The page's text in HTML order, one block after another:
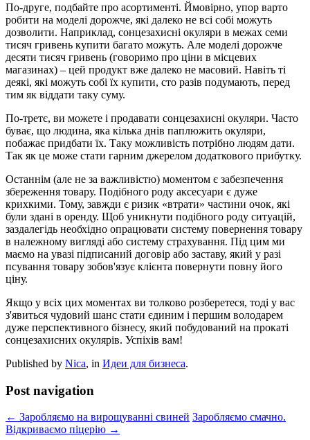
По-друге, подбайте про асортименті. Ймовірно, упор варто
робити на моделі дорожче, які далеко не всі собі можуть
дозволити. Наприклад, сонцезахисні окуляри в межах семи
тисяч гривень купити багато можуть. Але моделі дорожче
десяти тисяч гривень (говоримо про ціни в місцевих
магазинах) – цей продукт вже далеко не масовий. Навіть ті
деякі, які можуть собі їх купити, сто разів подумають, перед
тим як віддати таку суму.
По-третє, ви можете і продавати сонцезахисні окуляри. Часто
буває, що людина, яка кілька днів паплюжить окуляри,
побажає придбати їх. Таку можливість потрібно людям дати.
Так як це може стати гарним джерелом додаткового прибутку.
Останнім (але не за важливістю) моментом є забезпечення
збереження товару. Подібного роду аксесуари є дуже
крихкими. Тому, завжди є ризик «втрати» частини очок, які
були здані в оренду. Щоб уникнути подібного роду ситуацій,
заздалегідь необхідно опрацювати систему повернення товару
в належному вигляді або систему страхування. Під цим ми
маємо на увазі підписаний договір або заставу, який у разі
псування товару зобов'язує клієнта повернути повну його
ціну.
Якщо у всіх цих моментах ви толково розберетеся, тоді у вас
з'явиться чудовий шанс стати єдиним і першим володарем
дуже перспективного бізнесу, який побудований на прокаті
сонцезахисних окулярів. Успіхів вам!
Published by Nica, in Идеи для бизнеса.
Post navigation
← Заробляємо на вирощуванні свиней Заробляємо смачно.
Відкриваємо піцерію →